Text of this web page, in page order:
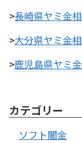
>長崎県ヤミ金
>大分県ヤミ金
>鹿児島県ヤミ
カテゴリー
ソフト闇金